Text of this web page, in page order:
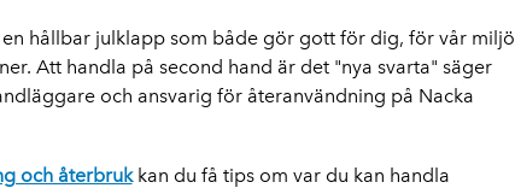
hållbar julklapp som både gör gott för dig, för vår miljö
Att handla på second hand är det "nya svarta" säger
och ansvarig för återanvändning på Nacka
och återbrukkan du få tips om var du kan handla